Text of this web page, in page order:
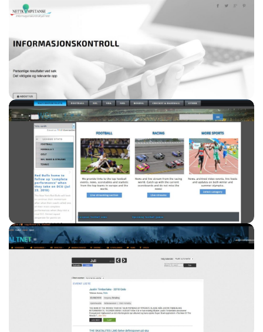
Advokatside for Follegg & CO – Design –
SEO tjenester – Driftsavtale
Nettkompetanse.no – Web design –
Hjemmeside pakke WordPress
Watchsportslive.tv – Sportsblogg fotball
nettsideutvikling – SEO